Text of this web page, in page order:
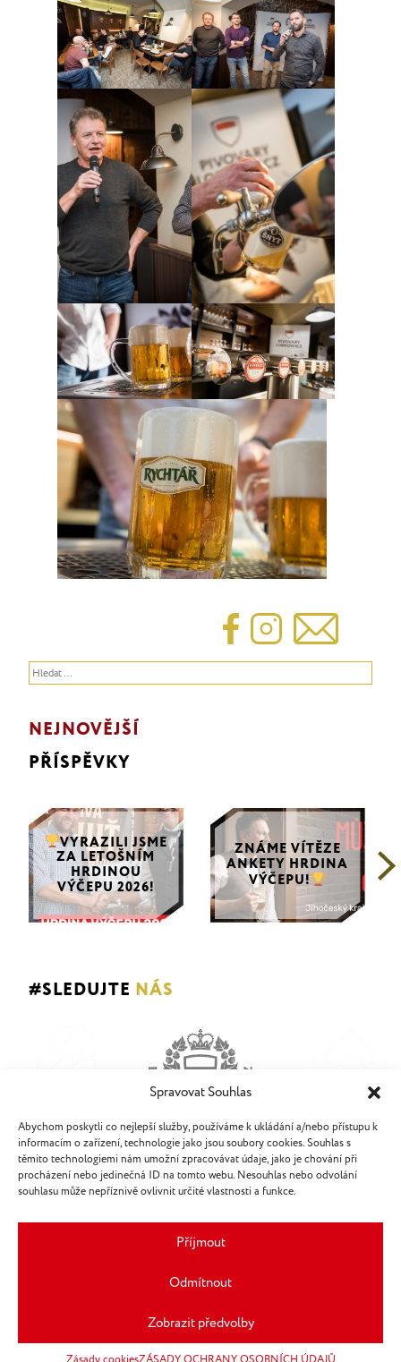
Spravovat Souhlas
Abychom poskytli co nejlepší služby, používáme k ukládání a/nebo přístupu k
informacím o zařízení, technologie jako jsou soubory cookies. Souhlas s
těmito technologiemi nám umožní zpracovávat údaje, jako je chování při
procházení nebo jedinečná ID na tomto webu. Nesouhlas nebo odvolání
souhlasu může nepříznivě ovlivnit určité vlastnosti a funkce.
Příjmout
Odmítnout
Zobrazit předvolby
Vyhledávání
NEJNOVĚJŠÍ
PŘÍSPĚVKY
VYRAZILI JSME
ZA LETOŠNÍM
HRDINOU
VÝČEPU 2026!
ZNÁME VÍTĚZE
ANKETY HRDINA
VÝČEPU!
#SLEDUJTE NÁS
Pivovary Lobkowicz Group, a. s.